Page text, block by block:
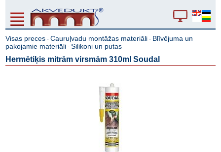
Visas preces -Cauruļvadu montāžas materiāli - Blīvējuma un
pakojamie materiāli -Silikoni un putas
Hermētiķis mitrām virsmām 310ml Soudal